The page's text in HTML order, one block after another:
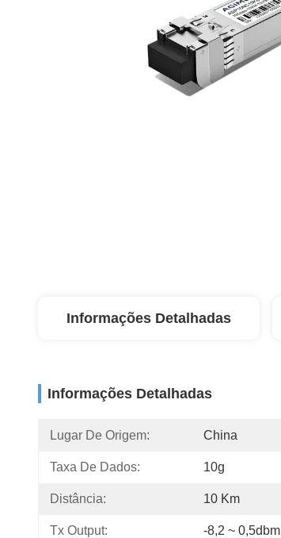
Informações Detalhadas
Informações Detalhadas
Lugar De Origem: China
Taxa De Dados: 10g
Distância: 10 Km
Tx Output: -8,2 ~ 0,5dbm